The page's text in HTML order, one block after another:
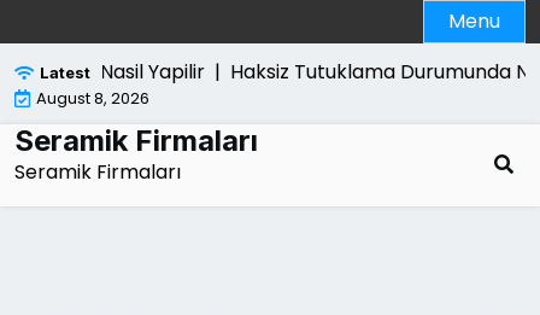
to
content
Menu
Latest
Nasil Yapilir |Haksiz Tutuklama Durumunda Ne
August 8, 2026
Seramik Firmaları
Seramik Firmaları